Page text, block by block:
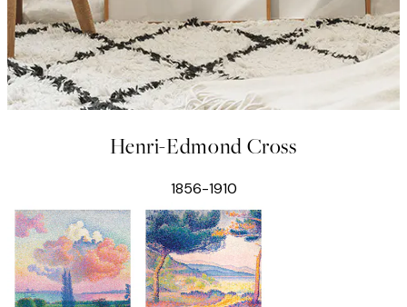
Henri-Edmond Cross
1856-1910